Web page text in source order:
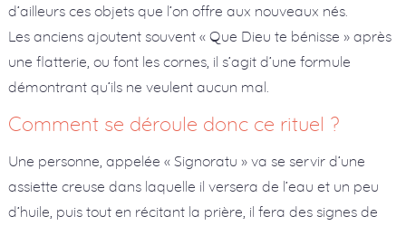
d’ailleurs ces objets que l’on offre aux nouveaux nés.
Les anciens ajoutent souvent « Que Dieu te bénisse » après
une flatterie, ou font les cornes, il s’agit d’une formule
démontrant qu’ils ne veulent aucun mal.
Comment se déroule donc ce rituel ?
Une personne, appelée « Signoratu » va se servir d’une
assiette creuse dans laquelle il versera de l’eau et un peu
d’huile, puis tout en récitant la prière, il fera des signes de